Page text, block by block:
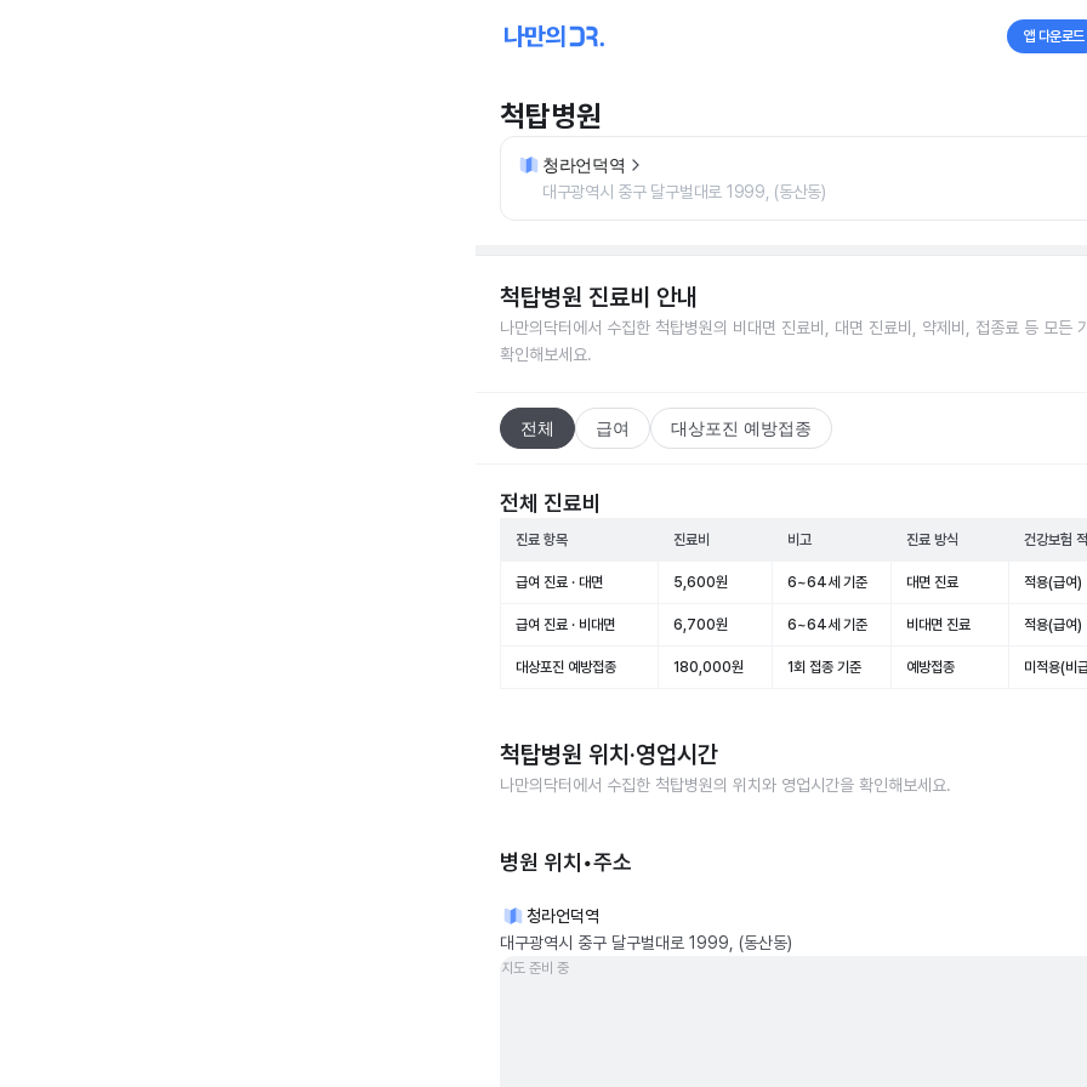
앱 다운로드
척탑병원
청라언덕역
대구광역시 중구 달구벌대로 1999, (동산동)
척탑병원 진료비 안내
나만의닥터에서 수집한 척탑병원의 비대면 진료비, 대면 진료비, 약제비, 접종료 등 모든
확인해보세요.
전체 급여 대상포진 예방접종
전체 진료비
진료 항목 진료비 비고 진료 방식 건강보험
급여 진료 · 대면 5,600원 6~64세 기준 대면 진료 적용(급여)
급여 진료 · 비대면 6,700원 6~64세 기준 비대면 진료 적용(급여)
대상포진 예방접종 180,000원 1회 접종 기준 예방접종 미적용(비
척탑병원 위치·영업시간
나만의닥터에서 수집한 척탑병원의 위치와 영업시간을 확인해보세요.
병원 위치•주소
청라언덕역
대구광역시 중구 달구벌대로 1999, (동산동)
지도 준비 중